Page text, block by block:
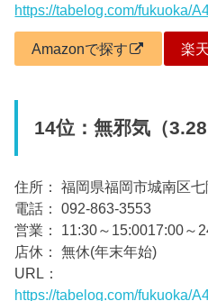
https://tabelog.com/fukuoka/
Amazonで探す 楽
14位：無邪気（
住所： 福岡県福岡市城南区
電話： 092-863-3553
営業： 11:30～15:0017:00～
店休： 無休(年末年始)
URL：
https://tabelog.com/fukuoka/